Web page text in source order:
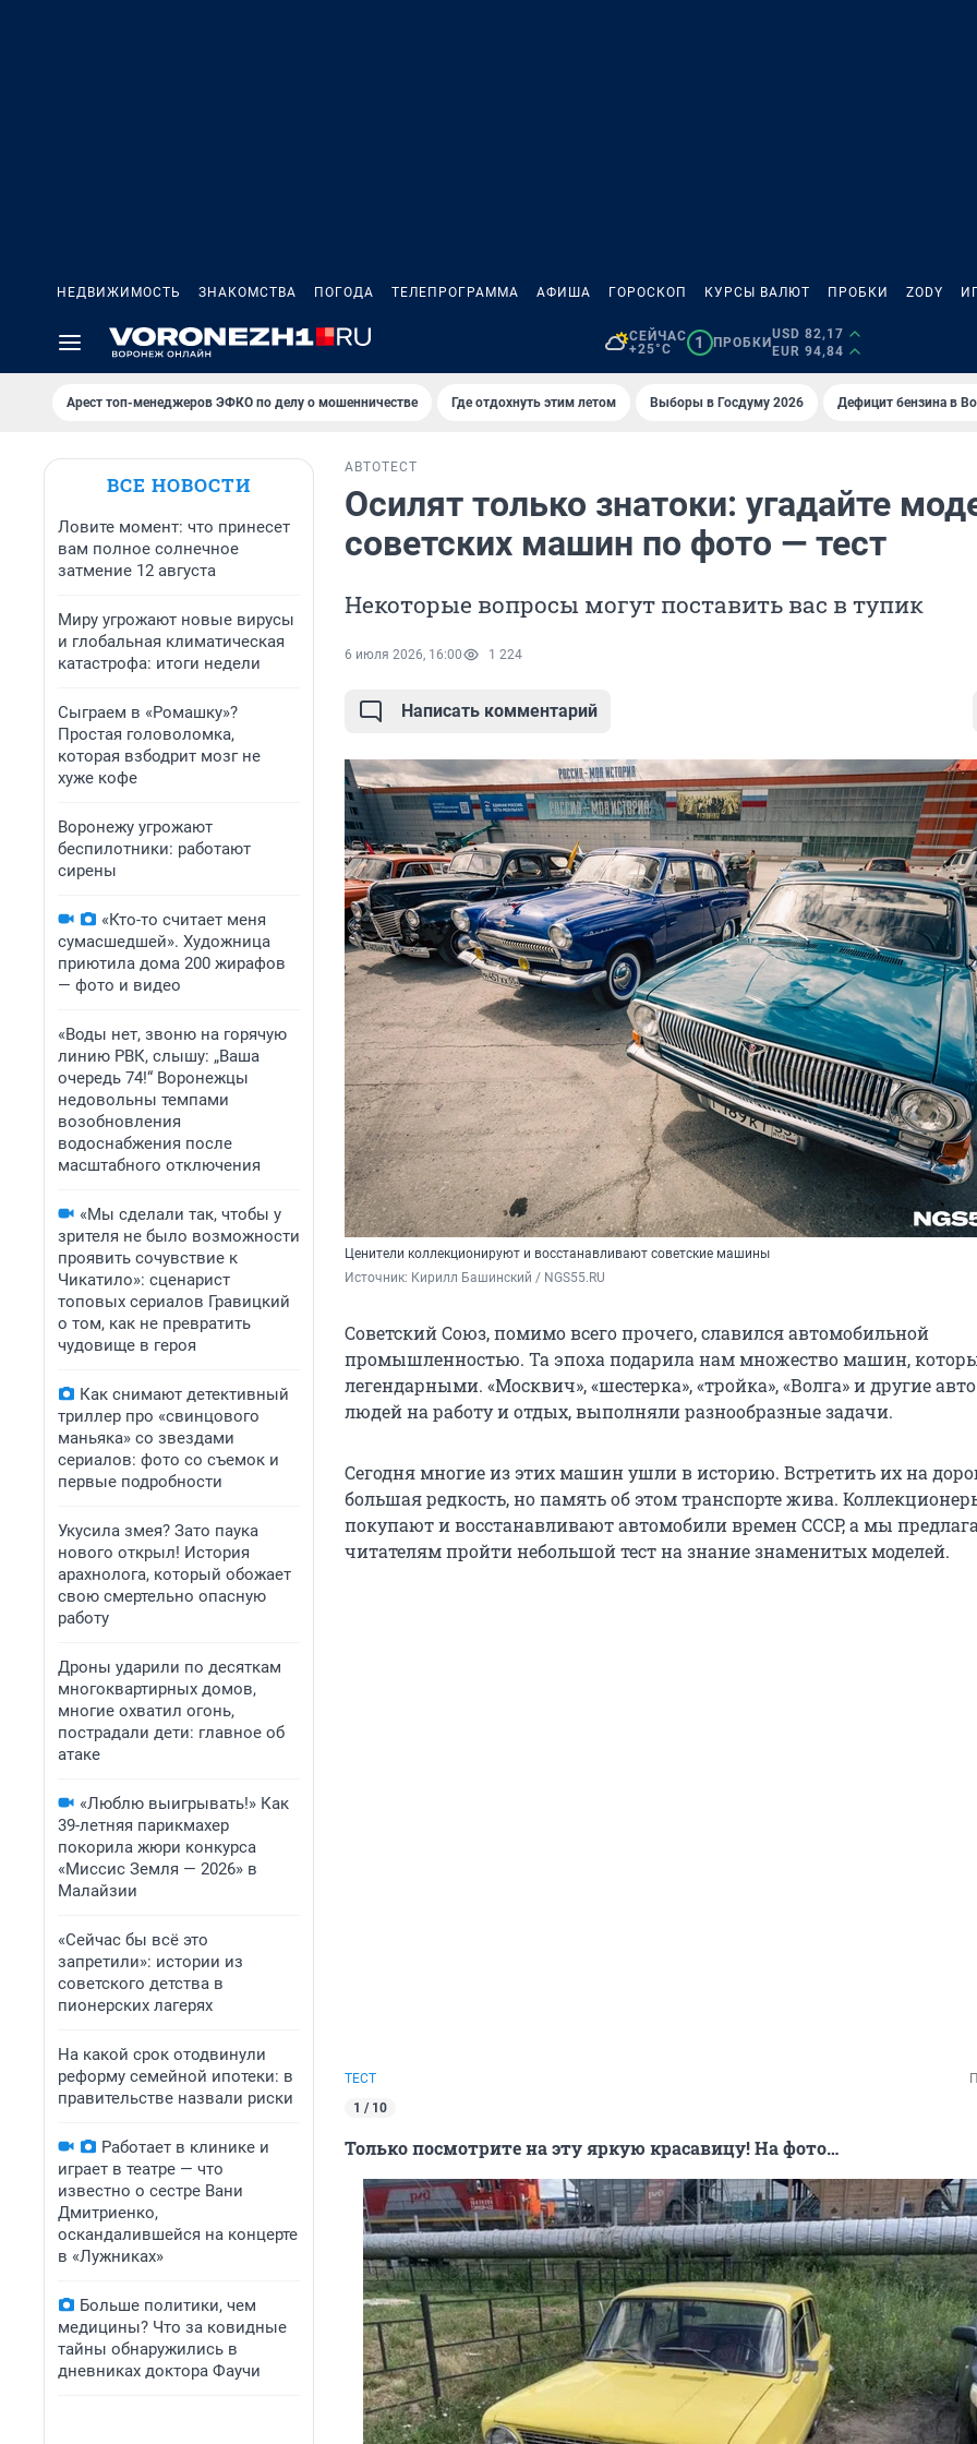
НЕДВИЖИМОСТЬ ЗНАКОМСТВА ПОГОДА ТЕЛЕПРОГРАММА АФИША ГОРОСКОП КУРСЫ ВАЛЮТ ПРОБКИ ZODY
СЕЙЧАС
+25°C
1 ПРОБКИ
USD 82,17
EUR 94,84
Арест топ-менеджеров ЭФКО по делу о мошенничестве Где отдохнуть этим летом Выборы в Госдуму 2026 Дефицит бензина в
ВСЕ НОВОСТИ
Ловите момент: что принесет
вам полное солнечное
затмение 12 августа
Миру угрожают новые вирусы
и глобальная климатическая
катастрофа: итоги недели
Сыграем в «Ромашку»?
Простая головоломка,
которая взбодрит мозг не
хуже кофе
Воронежу угрожают
беспилотники: работают
сирены
«Кто-то считает меня
сумасшедшей». Художница
приютила дома 200 жирафов
— фото и видео
«Воды нет, звоню на горячую
линию РВК, слышу: „Ваша
очередь 74!“ Воронежцы
недовольны темпами
возобновления
водоснабжения после
масштабного отключения
«Мы сделали так, чтобы у
зрителя не было возможности
проявить сочувствие к
Чикатило»: сценарист
топовых сериалов Гравицкий
о том, как не превратить
чудовище в героя
Как снимают детективный
триллер про «свинцового
маньяка» со звездами
сериалов: фото со съемок и
первые подробности
Укусила змея? Зато паука
нового открыл! История
арахнолога, который обожает
свою смертельно опасную
работу
Дроны ударили по десяткам
многоквартирных домов,
многие охватил огонь,
пострадали дети: главное об
атаке
«Люблю выигрывать!» Как
39-летняя парикмахер
покорила жюри конкурса
«Миссис Земля — 2026» в
Малайзии
«Сейчас бы всё это
запретили»: истории из
советского детства в
пионерских лагерях
На какой срок отодвинули
реформу семейной ипотеки: в
правительстве назвали риски
Работает в клинике и
играет в театре — что
известно о сестре Вани
Дмитриенко,
оскандалившейся на концерте
в «Лужниках»
Больше политики, чем
медицины? Что за ковидные
тайны обнаружились в
дневниках доктора Фаучи
АВТОТЕСТ
Осилят только знатоки: угадайте
советских машин по фото — тест
Некоторые вопросы могут поставить вас в тупик
6 июля 2026, 16:00 1 224
Написать комментарий
Ценители коллекционируют и восстанавливают советские машины
Источник: Кирилл Башинский / NGS55.RU
Советский Союз, помимо всего прочего, славился автомобильной
промышленностью. Та эпоха подарила нам множество машин,
легендарными. «Москвич», «шестерка», «тройка», «Волга» и другие
людей на работу и отдых, выполняли разнообразные задачи.
Сегодня многие из этих машин ушли в историю. Встретить их на
большая редкость, но память об этом транспорте жива.
покупают и восстанавливают автомобили времен СССР, а мы
читателям пройти небольшой тест на знание знаменитых моделей.
ТЕСТ
1 / 10
Только посмотрите на эту яркую красавицу! На фото…